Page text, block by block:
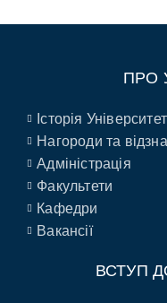
ПРО
Історія
Нагороди та
Адміністрація
Факультети
Кафедри
Вакансії
ВСТУП